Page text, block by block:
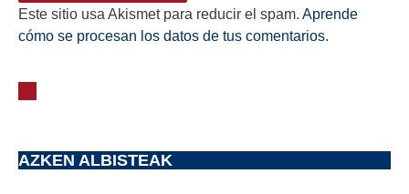
Este sitio usa Akismet para reducir el spam. Aprende
cómo se procesan los datos de tus comentarios.
AZKEN ALBISTEAK